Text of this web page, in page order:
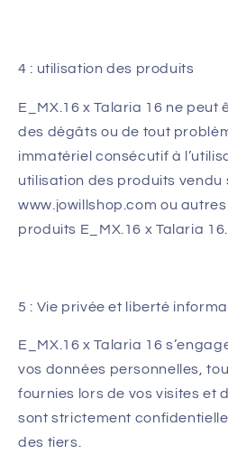
4 : utilisation des produits
E_MX.16 x Talaria 16 ne peut
des dégâts ou de tout
immatériel consécutif à
utilisation des produits vendu
www.jowillshop.com ou
produits E_MX.16 x Talaria 16
5 : Vie privée et liberté
E_MX.16 x Talaria 16
vos données personnelles,
fournies lors de vos visites et
sont strictement
des tiers.